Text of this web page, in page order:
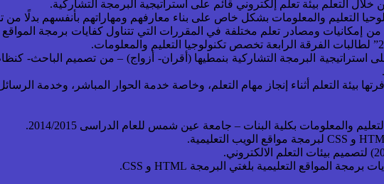
من إمكانيات ومصادر تعلم مختلفة في المقررات التي تتناول كفايات برمجة
على استراتيجية البرمجة التشاركية بنمطيها (أقران- أزواج) – من تصميم